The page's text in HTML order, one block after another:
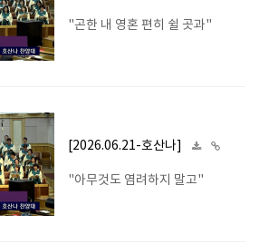
"곤한 내 영혼 편히 쉴 곳과"
[2026.06.21-호산나]
"아무것도 염려하지 말고"